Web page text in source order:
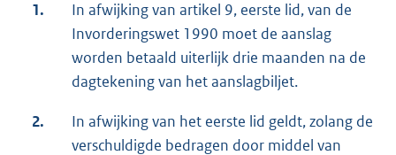
1.
In afwijking van artikel 9, eerste lid, van de
Invorderingswet 1990 moet de aanslag
worden betaald uiterlijk drie maanden na de
dagtekening van het aanslagbiljet.
2.
In afwijking van het eerste lid geldt, zolang de
verschuldigde bedragen door middel van